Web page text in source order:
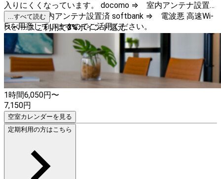
入りにくくなっています。 docomo ⇒ 室内アンテナ設置
済 au ⇒ 室内アンテナ設置済 softbank ⇒ 電波悪 高速Wi-
Fiを用意していますのでご活用ください。
...すべて読む
スペースご利用で3%ポイント還元
1時間6,050円〜
7,150円
空室カレンダーを見る
定期利用の方はこちら